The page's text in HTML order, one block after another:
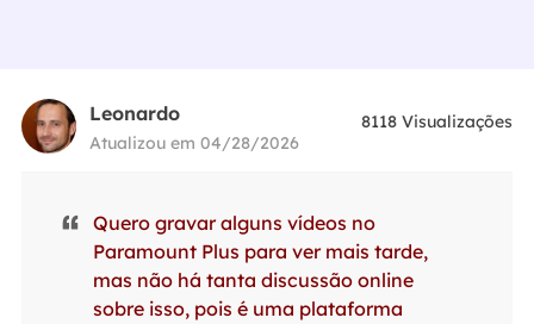
Leonardo
Atualizou em 04/28/2026
8118 Visualizações
Quero gravar alguns vídeos no
Paramount Plus para ver mais tarde,
mas não há tanta discussão online
sobre isso, pois é uma plataforma